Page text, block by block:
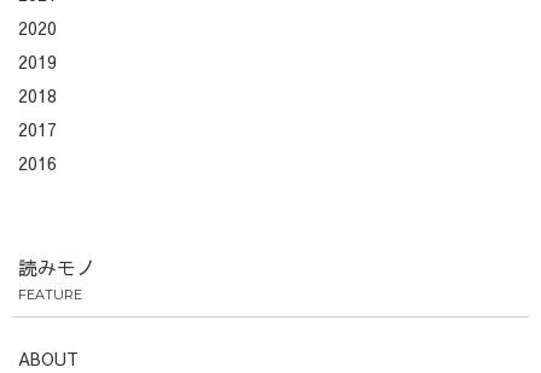
2020
2019
2018
2017
2016
読みモノ
FEATURE
ABOUT